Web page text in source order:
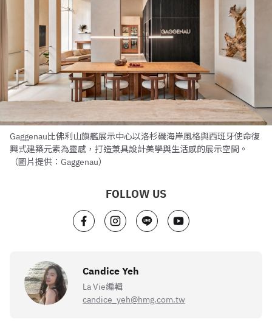
Gaggenau比佛利山旗艦展示中心以洛杉磯海岸風格與西班牙使命復
興式建築元素為靈感，打造兼具設計美學與生活感的展示空間。
（圖片提供：Gaggenau）
FOLLOW US
Candice Yeh
La Vie編輯
candice_yeh@hmg.com.tw